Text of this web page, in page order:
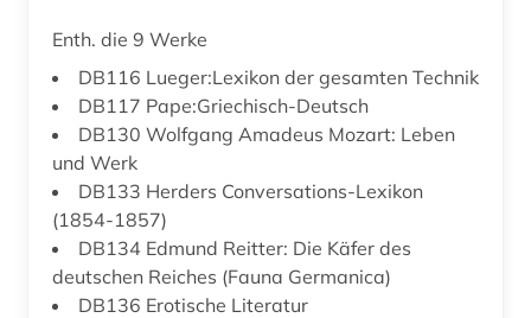
Enth. die 9 Werke
DB116 Lueger:Lexikon der gesamten Technik
DB117 Pape:Griechisch-Deutsch
DB130 Wolfgang Amadeus Mozart: Leben
und Werk
DB133 Herders Conversations-Lexikon
(1854-1857)
DB134 Edmund Reitter: Die Käfer des
deutschen Reiches (Fauna Germanica)
DB136 Erotische Literatur